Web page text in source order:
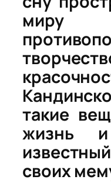
такие
жизнь и
своих